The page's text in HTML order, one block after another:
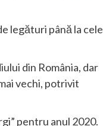
legături până la cele
din România, dar
vechi, potrivit
pentru anul 2020.